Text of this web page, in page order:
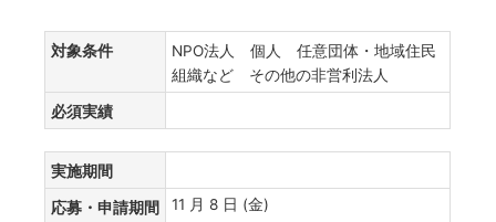
対象条件
NPO法人 個人 任意団体・地域住民
組織など その他の非営利法人
必須実績
実施期間
応募・申請期間 11 月 8 日 (金)